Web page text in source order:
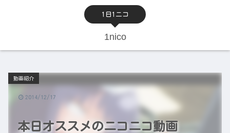
1日1ニコ
1nico
本日オススメのニコニコ動画
動画紹介
2014/12/17